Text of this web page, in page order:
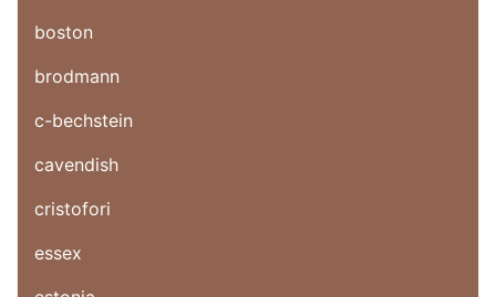
boston
brodmann
c-bechstein
cavendish
cristofori
essex